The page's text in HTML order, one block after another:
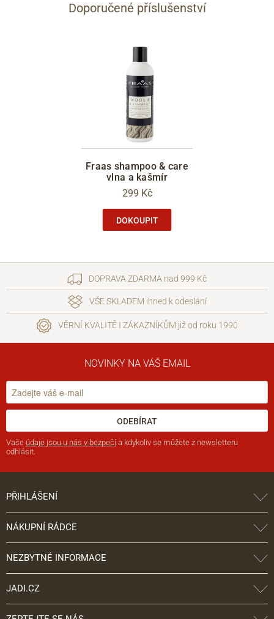
Doporučené příslušenství
Fraas shampoo & care
vlna a kašmír
299 Kč
DOKOUPIT
DOPRAVA ZDARMA nad 999 Kč
VŠE SKLADEM ihned k odeslání
VĚRNÍ KVALITĚ I ZÁKAZNÍKŮM již od roku 1990
NOVINKY NA VÁŠ EMAIL
ODEBÍRAT
Vaše údaje jsou u nás v bezpečí a kdykoliv se můžete z newsletteru
odhlásit.
PŘIHLÁŠENÍ
NÁKUPNÍ RÁDCE
NEZBYTNÉ INFORMACE
JADI.CZ